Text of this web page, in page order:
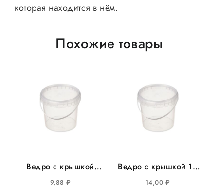
которая находится в нём.
Похожие товары
Ведро с крышкой
500мл круглое d-=112
100шт/кор
9,88₽
Ведро с крышкой 1л
круглое , d=131мм
300шт/уп
14,00 ₽